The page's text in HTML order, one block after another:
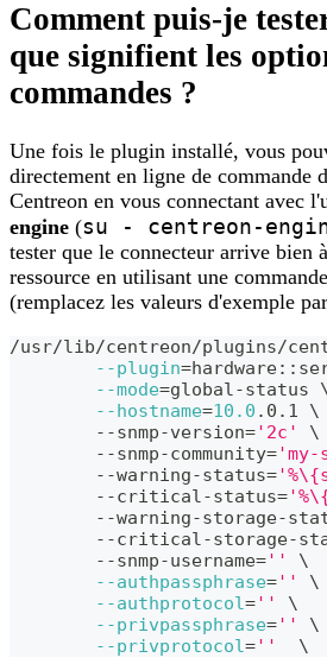
Comment puis-je
que signifient les
commandes ?
Une fois le plugin installé, vous
directement en ligne de commande
Centreon en vous connectant avec
engine (su - centreon-
tester que le connecteur arrive bien
ressource en utilisant une
(remplacez les valeurs d'exemple
/usr/lib/centreon/plugins/
--plugin=
--mode=global-status
--hostname=10.0 .0.1 \
	--snmp-version
='2c'
\
	--snmp-community
='my-
	--warning-status
=
	--critical-status
=
--warning-storage-
--critical-storage-
	--snmp-username
=''
\
--authpassphrase=''
\
--authprotocol=''
\
--privpassphrase=''
\
--privprotocol='' \